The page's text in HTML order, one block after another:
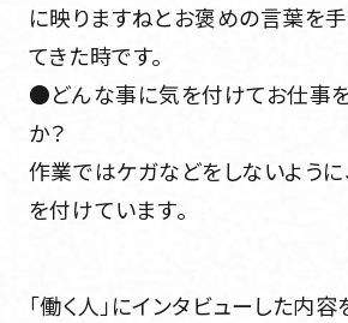
に映りますねとお褒めの言葉を
てきた時です。
●どんな事に気を付けてお仕事
か？
作業ではケガなどをしないよう
を付けています。
「働く人」にインタビューした内容